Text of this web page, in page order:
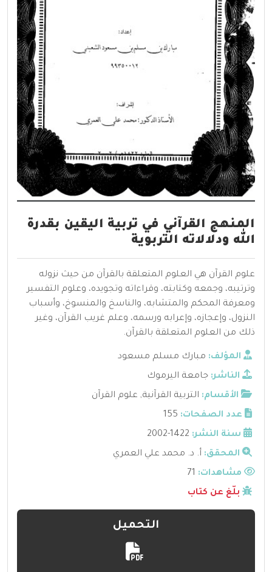
المنهج القرآني في تربية اليقين بقدرة
الله ودلالاته التربوية
علوم القرآن هي العلوم المتعلقة بالقرآن من حيث نزوله
وترتيبه، وجمعه وكتابته، وقراءاته وتجويده، وعلوم التفسير
ومعرفة المحكم والمتشابه، والناسخ والمنسوخ، وأسباب
النزول، وإعجازه، وإعرابه ورسمه، وعلم غريب القرآن، وغير
ذلك من العلوم المتعلقة بالقرآن.
المؤلف: مبارك مسلم مسعود
الناشر: جامعة اليرموك
الأقسام: التربية القرآنية, علوم القرآن
عدد الصفحات: 155
سنة النشر: 1422-2002
المحقق: أ. د. محمد علي العمري
مشاهدات:
بلّغ عن كتاب
التحميل